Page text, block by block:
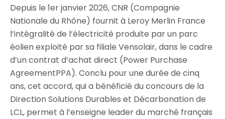
Depuis le 1er janvier 2026, CNR (Compagnie
Nationale du Rhône) fournit à Leroy Merlin France
l’intégralité de l’électricité produite par un parc
éolien exploité par sa filiale Vensolair, dans le cadre
d’un contrat d’achat direct (Power Purchase
AgreementPPA). Conclu pour une durée de cinq
ans, cet accord, qui a bénéficié du concours de la
Direction Solutions Durables et Décarbonation de
LCL, permet à l’enseigne leader du marché français